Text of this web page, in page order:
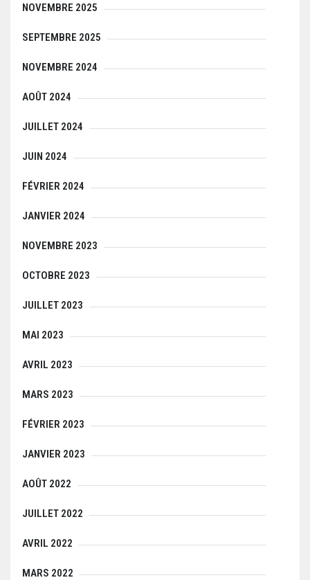
NOVEMBRE 2025
SEPTEMBRE 2025
NOVEMBRE 2024
AOÛT 2024
JUILLET 2024
JUIN 2024
FÉVRIER 2024
JANVIER 2024
NOVEMBRE 2023
OCTOBRE 2023
JUILLET 2023
MAI 2023
AVRIL 2023
MARS 2023
FÉVRIER 2023
JANVIER 2023
AOÛT 2022
JUILLET 2022
AVRIL 2022
MARS 2022